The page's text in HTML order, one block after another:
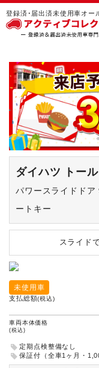
登録済･届出済未使用車オー
ダイハツ トール
パワースライドド
ートキー
スライド
未使用車
支払総額(税込)
車両本体価格
(税込)
定期点検整備なし
保証付（全車1ヶ月・